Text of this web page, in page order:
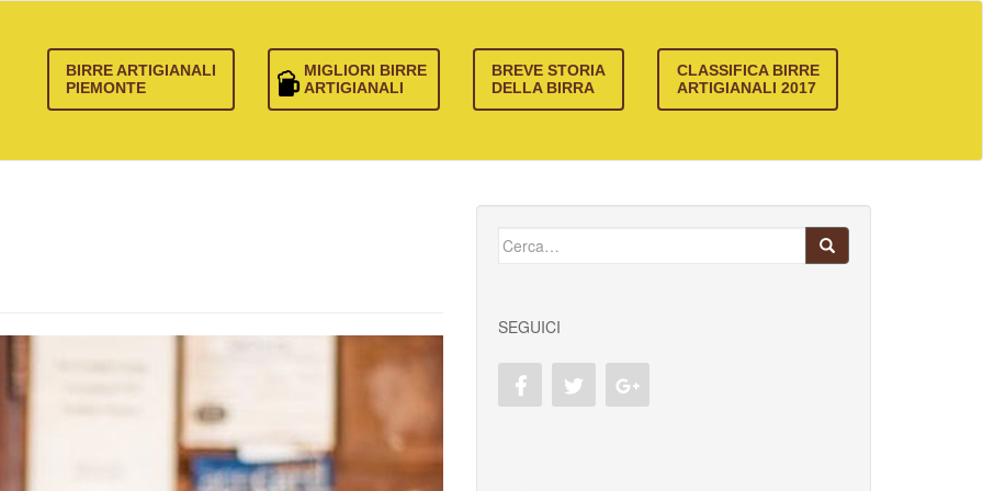
BIRRE ARTIGIANALI
PIEMONTE
MIGLIORI BIRRE
ARTIGIANALI
BREVE STORIA
DELLA BIRRA
CLASSIFICA BIRRE
ARTIGIANALI 2017
Cerca:
SEGUICI